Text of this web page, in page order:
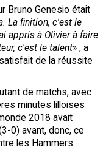
Bruno Genesio était
La finition, c'est le
appris à Olivier à faire
c'est le talent» , a
de la réussite
de matchs, avec
minutes lilloises
2018 avait
0) avant, donc, ce
les Hammers.